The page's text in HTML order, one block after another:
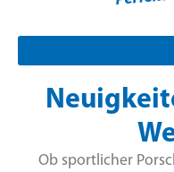
Ob sportlicher